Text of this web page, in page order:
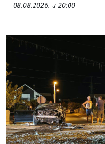
08.08.2026. u 20:00